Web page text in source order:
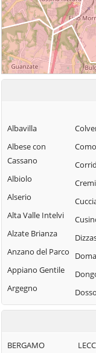
Albavilla
Albese con
Cassano
Albiolo
Alserio
Alta Valle Intelvi
Alzate Brianza
Anzano del Parco
Appiano Gentile
Argegno
Arosio
Barni
Como
Erba
BERGAMO